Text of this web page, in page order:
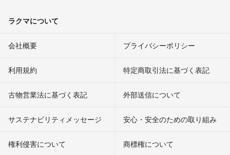
ラクマについて
会社概要 プライバシーポリシー
利用規約 特定商取引法に基づく表記
古物営業法に基づく表記 外部送信について
サステナビリティメッセージ 安心・安全のための取り組み
権利侵害について
商標権について